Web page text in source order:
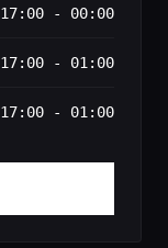
17:00 - 00:00
17:00 - 01:00
17:00 - 01:00